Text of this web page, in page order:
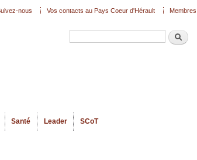
Recherche
Santé Leader SCoT
nous Vos contacts au Pays Coeur d'Hérault Membres